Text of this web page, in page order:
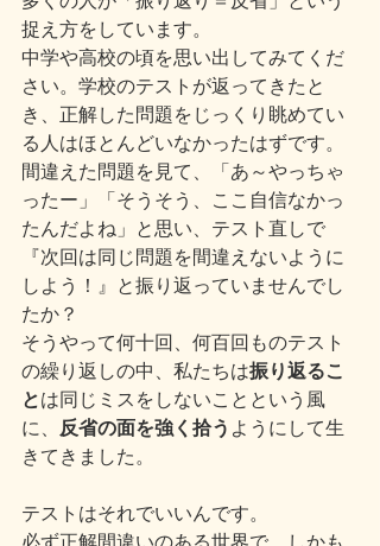
捉え方をしています。
中学や高校の頃を思い出してみてくだ
さい。学校のテストが返ってきたと
き、正解した問題をじっくり眺めてい
る人はほとんどいなかったはずです。
間違えた問題を見て、「あ～やっちゃ
ったー」「そうそう、ここ自信なかっ
たんだよね」と思い、テスト直しで
『次回は同じ問題を間違えないように
しよう！』と振り返っていませんでし
たか？
そうやって何十回、何百回ものテスト
の繰り返しの中、私たちは振り返るこ
とは同じミスをしないことという風
に、
反省の面を強く拾う ようにして生
きてきました。
テストはそれでいいんです。
必ず正解間違いのある世界で、しかも